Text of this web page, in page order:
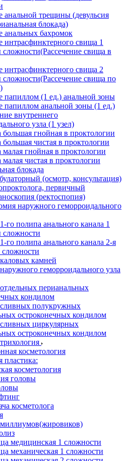
анальной трещины (девульсия
блокада)
анальных бахромок
интрасфинктерного свища 1
сложности(Рассечение свища в
интрасфинктерного свища 2
сложности(Рассечение свища по
папиллом (1 ед.) анальной зоны
папиллом анальной зоны (1 ед.)
внутреннего
узла (1 узел)
большая гнойная в проктологии
большая чистая в проктологии
малая гнойная в проктологии
малая чистая в проктологии
блокада
(осмотр, консультация)
первичный
(ректоспопия)
наружного геморроидального
го полипа анального канала 1
сложности
го полипа анального канала 2-я
сложности
камней
геморроидального узла
перианальных
кондилом
полукружных
остроконечных кондилом
циркулярных
остроконечных кондилом
косметология
пластика:
косметология
головы
косметолога
медицинская 1 сложности
механическая 1 сложности